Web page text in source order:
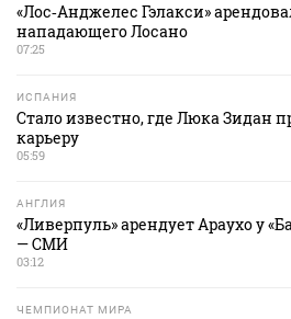
«Лос‑Анджелес Гэлакси»
нападающего Лосано
07:25
ИСПАНИЯ
Стало известно, где Люка Зидан
карьеру
05:59
АНГЛИЯ
«Ливерпуль» арендует Араухо у
— СМИ
03:12
ЧЕМПИОНАТ МИРА